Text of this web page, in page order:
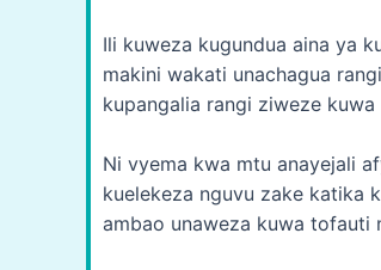
Ili kuweza kugundua aina ya
makini wakati unachagua
kupangalia rangi ziweze
Ni vyema kwa mtu anayejali
kuelekeza nguvu zake katika
ambao unaweza kuwa tofauti